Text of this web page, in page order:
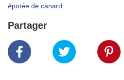
#potée de canard
Partager